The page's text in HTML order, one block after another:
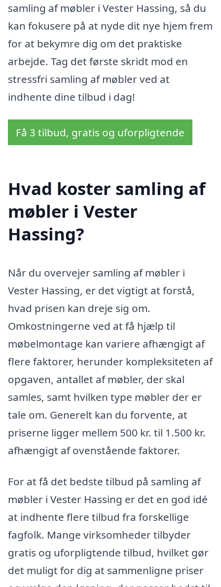
samling af møbler i Vester Hassing, så du
kan fokusere på at nyde dit nye hjem frem
for at bekymre dig om det praktiske
arbejde. Tag det første skridt mod en
stressfri samling af møbler ved at
indhente dine tilbud i dag!
Få 3 tilbud, gratis og uforpligtende
Hvad koster samling af
møbler i Vester
Hassing?
Når du overvejer samling af møbler i
Vester Hassing, er det vigtigt at forstå,
hvad prisen kan dreje sig om.
Omkostningerne ved at få hjælp til
møbelmontage kan variere afhængigt af
flere faktorer, herunder kompleksiteten af
opgaven, antallet af møbler, der skal
samles, samt hvilken type møbler der er
tale om. Generelt kan du forvente, at
priserne ligger mellem 500 kr. til 1.500 kr.
afhængigt af ovenstående faktorer.
For at få det bedste tilbud på samling af
møbler i Vester Hassing er det en god idé
at indhente flere tilbud fra forskellige
fagfolk. Mange virksomheder tilbyder
gratis og uforpligtende tilbud, hvilket gør
det muligt for dig at sammenligne priser